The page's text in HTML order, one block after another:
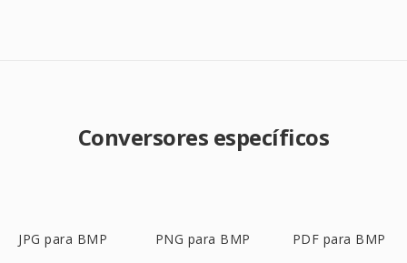
Conversores específicos
JPG para BMP PNG para BMP PDF para BMP